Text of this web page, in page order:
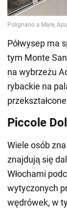
Półwysep ma
tym Monte
na wybrzeżu
rybackie na
Piccole
Wiele osób
znajdują się
Włochami
wytyczonych
wędrówek, w